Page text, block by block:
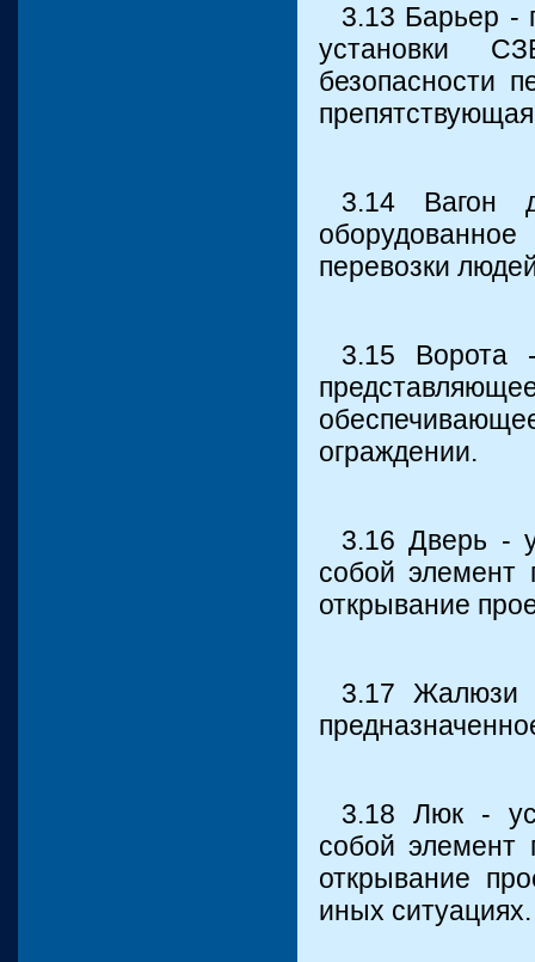
3.13 Барьер -
установки
безопасности
3.14 Вагон
перевозки
3.15 Ворота
ограждении.
3.16 Дверь -
собой элемент
открывание
3.17 Жалюзи
3.18 Люк -
собой элемент
открывание
иных ситуациях.